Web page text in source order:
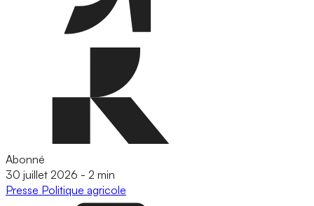
Abonné
30 juillet 2026 - 2 min
Presse Politique agricole